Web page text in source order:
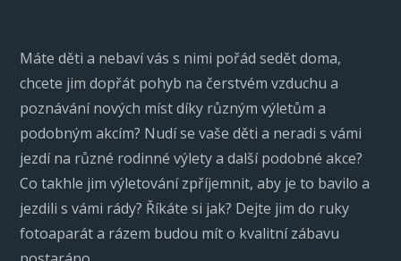
Máte děti a nebaví vás s nimi pořád sedět doma,
chcete jim dopřát pohyb na čerstvém vzduchu a
poznávání nových míst díky různým výletům a
podobným akcím? Nudí se vaše děti a neradi s vámi
jezdí na různé rodinné výlety a další podobné akce?
Co takhle jim výletování zpříjemnit, aby je to bavilo a
jezdili s vámi rády? Říkáte si jak? Dejte jim do ruky
fotoaparáta rázem budou mít o kvalitní zábavu